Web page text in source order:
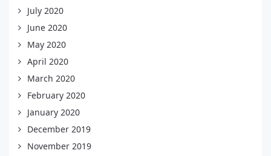
July 2020
June 2020
May 2020
April 2020
March 2020
February 2020
January 2020
December 2019
November 2019